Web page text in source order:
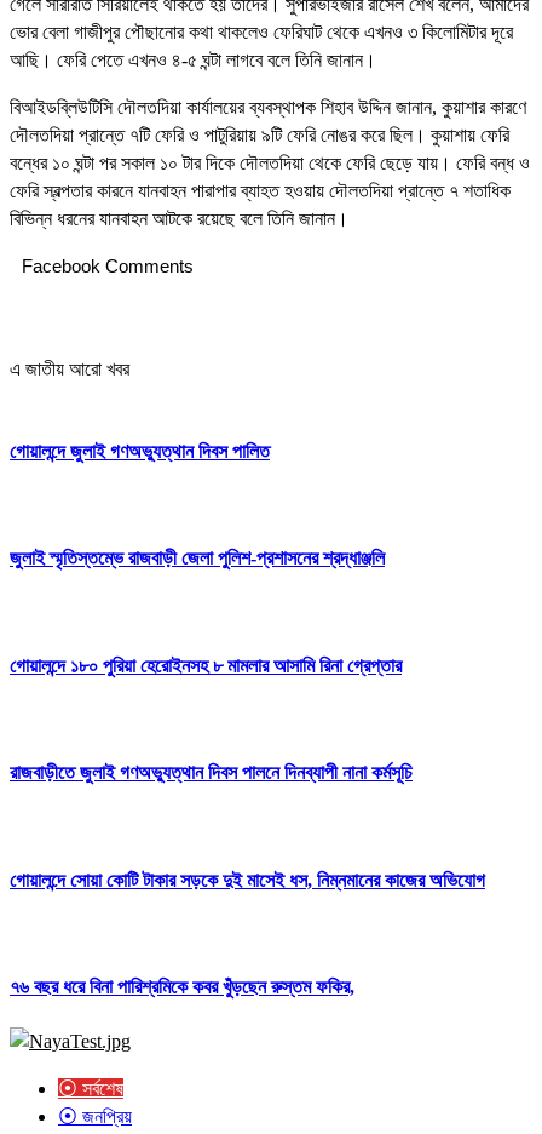
গেলে সারারাত সিরিয়ালেই থাকতে হয় তাদের। সুপারভাইজার রাসেল শেখ বলেন, আমাদের
ভোর বেলা গাজীপুর পৌছানোর কথা থাকলেও ফেরিঘাট থেকে এখনও ৩ কিলোমিটার দূরে
আছি। ফেরি পেতে এখনও ৪-৫ ঘন্টা লাগবে বলে তিনি জানান।
বিআইডব্লিউটিসি দৌলতদিয়া কার্যালয়ের ব্যবস্থাপক শিহাব উদ্দিন জানান, কুয়াশার কারণে
দৌলতদিয়া প্রান্তে ৭টি ফেরি ও পাটুরিয়ায় ৯টি ফেরি নোঙর করে ছিল। কুয়াশায় ফেরি
বন্ধের ১০ ঘন্টা পর সকাল ১০ টার দিকে দৌলতদিয়া থেকে ফেরি ছেড়ে যায়। ফেরি বন্ধ ও
ফেরি স্বল্পতার কারনে যানবাহন পারাপার ব্যাহত হওয়ায় দৌলতদিয়া প্রান্তে ৭ শতাধিক
বিভিন্ন ধরনের যানবাহন আটকে রয়েছে বলে তিনি জানান।
Facebook Comments
এ জাতীয় আরো খবর
গোয়ালন্দে জুলাই গণঅভ্যুত্থান দিবস পালিত
জুলাই স্মৃতিস্তম্ভে রাজবাড়ী জেলা পুলিশ-প্রশাসনের শ্রদ্ধাঞ্জলি
গোয়ালন্দে ১৮০ পুরিয়া হেরোইনসহ ৮ মামলার আসামি রিনা গ্রেপ্তার
রাজবাড়ীতে জুলাই গণঅভ্যুত্থান দিবস পালনে দিনব্যাপী নানা কর্মসূচি
গোয়ালন্দে সোয়া কোটি টাকার সড়কে দুই মাসেই ধস, নিম্নমানের কাজের অভিযোগ
৭৬ বছর ধরে বিনা পারিশ্রমিকে কবর খুঁড়ছেন রুস্তম ফকির,
⦿ সর্বশেষ
⦿ জনপ্রিয়